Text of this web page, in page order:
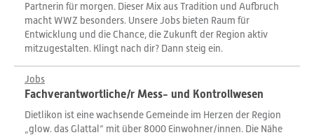
Partnerin für morgen. Dieser Mix aus Tradition und Aufbruch
macht WWZ besonders. Unsere Jobs bieten Raum für
Entwicklung und die Chance, die Zukunft der Region aktiv
mitzugestalten. Klingt nach dir? Dann steig ein.
Jobs
Fachverantwortliche/r Mess- und Kontrollwesen
Dietlikon ist eine wachsende Gemeinde im Herzen der Region
„glow. das Glattal“ mit über 8000 Einwohner/innen. Die Nähe